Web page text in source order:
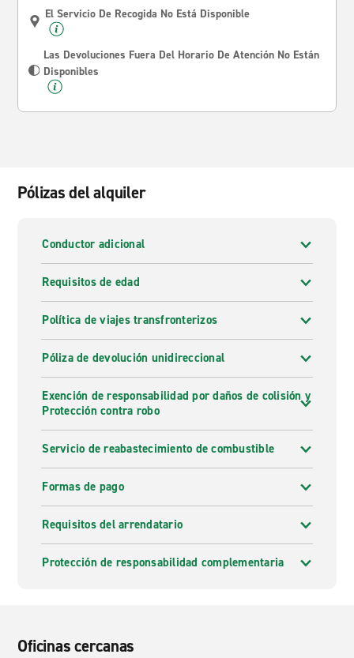
El Servicio De Recogida No Está Disponible
Las Devoluciones Fuera Del Horario De Atención No Están
Disponibles
Pólizas del alquiler
Conductor adicional
Requisitos de edad
Política de viajes transfronterizos
Póliza de devolución unidireccional
Exención de responsabilidad por daños de colisión y
Protección contra robo
Servicio de reabastecimiento de combustible
Formas de pago
Requisitos del arrendatario
Protección de responsabilidad complementaria
Oficinas cercanas